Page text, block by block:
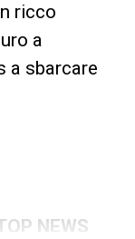
ricco
a
a sbarcare
NEWS